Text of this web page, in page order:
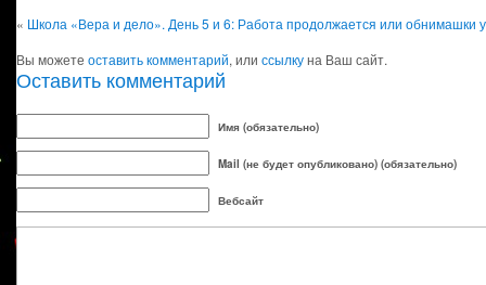
« Школа «Вера и дело». День 5 и 6: Работа продолжается или обнимашки у
Вы можете оставить комментарий, или ссылкуна Ваш сайт.
Оставить комментарий
Имя (обязательно)
Mail (не будет опубликовано) (обязательно)
Вебсайт